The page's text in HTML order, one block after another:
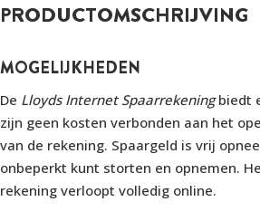
PRODUCTOMSCHRIJVING
MOGELIJKHEDEN
De Lloyds Internet Spaarrekeningbiedt
zijn geen kosten verbonden aan het
van de rekening. Spaargeld is vrij
onbeperkt kunt storten en opnemen.
rekening verloopt volledig online.